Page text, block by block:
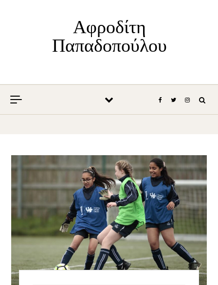
Αφροδίτη
Παπαδοπούλου